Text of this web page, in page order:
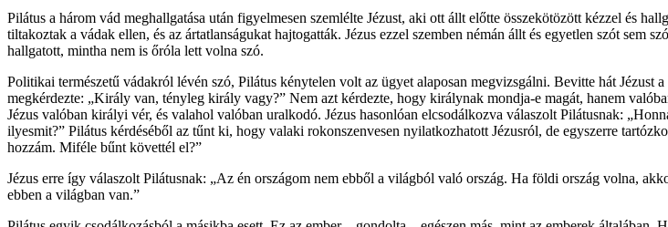
Pilátus a három vád meghallgatása után figyelmesen szemlélte Jézust, aki ott állt előtte összekötözött kézzel és
tiltakoztak a vádak ellen, és az ártatlanságukat hajtogatták. Jézus ezzel szemben némán állt és egyetlen szót
hallgatott, mintha nem is őróla lett volna szó.
Politikai természetű vádakról lévén szó, Pilátus kénytelen volt az ügyet alaposan megvizsgálni. Bevitte hát Jézust
megkérdezte: „Király van, tényleg király vagy?” Nem azt kérdezte, hogy királynak mondja-e magát, hanem
Jézus valóban királyi vér, és valahol valóban uralkodó. Jézus hasonlóan elcsodálkozva válaszolt Pilátusnak:
ilyesmit?” Pilátus kérdéséből az tűnt ki, hogy valaki rokonszenvesen nyilatkozhatott Jézusról, de egyszerre
hozzám. Miféle bűnt követtél el?”
Jézus erre így válaszolt Pilátusnak: „Az én országom nem ebből a világból való ország. Ha földi ország volna,
ebben a világban van.”